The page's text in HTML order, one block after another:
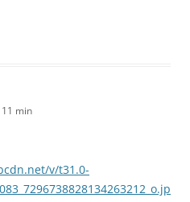
min
v/t31.0-